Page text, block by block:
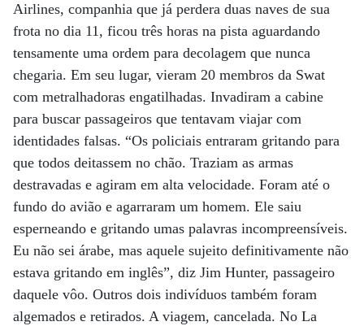
Airlines, companhia que já perdera duas naves de sua
frota no dia 11, ficou três horas na pista aguardando
tensamente uma ordem para decolagem que nunca
chegaria. Em seu lugar, vieram 20 membros da Swat
com metralhadoras engatilhadas. Invadiram a cabine
para buscar passageiros que tentavam viajar com
identidades falsas. “Os policiais entraram gritando para
que todos deitassem no chão. Traziam as armas
destravadas e agiram em alta velocidade. Foram até o
fundo do avião e agarraram um homem. Ele saiu
esperneando e gritando umas palavras incompreensíveis.
Eu não sei árabe, mas aquele sujeito definitivamente não
estava gritando em inglês”, diz Jim Hunter, passageiro
daquele vôo. Outros dois indivíduos também foram
algemados e retirados. A viagem, cancelada. No La